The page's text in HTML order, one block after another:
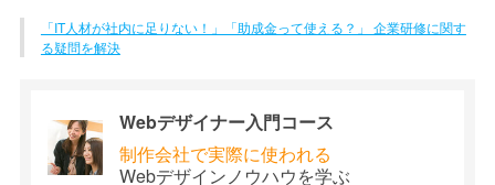
「IT人材が社内に足りない！」「助成金って使える？」 企業研修に関す
る疑問を解決
Webデザイナー入門コース
制作会社で実際に使われる
Webデザインノウハウを学ぶ